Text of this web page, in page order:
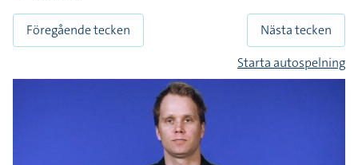
Föregående tecken
Nästa tecken
Starta autospelning